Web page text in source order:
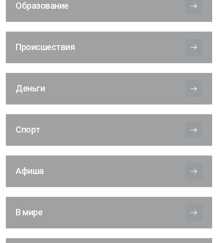
Образование
Происшествия
Деньги
Спорт
Афиша
В мире